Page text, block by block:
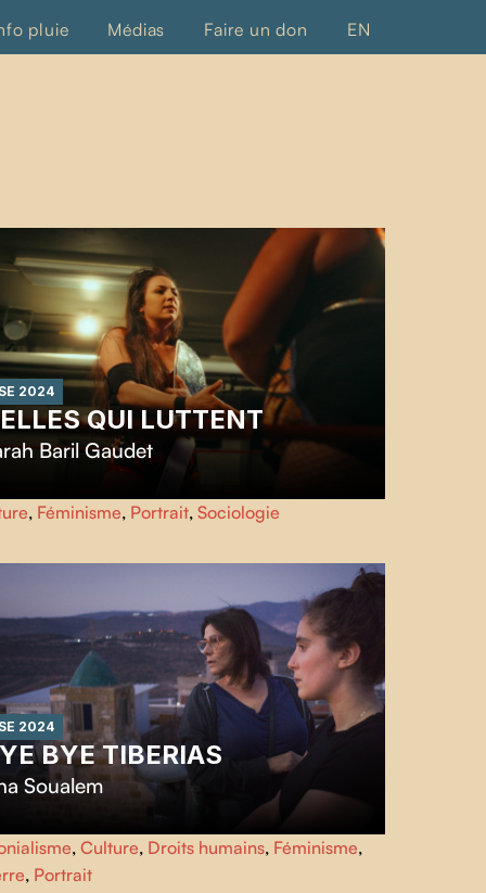
pluie Médias Faire un don EN
2024
QUI LUTTENT
Baril Gaudet
qui luttentdresse le portrait intimiste d’Azaelle, Loue
et LuFisto, trois guerrières du ring pour qui la
, Féminisme, Portrait, Sociologie
2024
BYE TIBERIAS
Soualem
Abbass a quitté son village palestinien pour réaliser
rêve de devenir actrice en Europe, laissant derrière
sa mère, sa grand-mère et ses sept sœurs. Trente ans
, Culture, Droits humains, Féminisme,
, Portrait